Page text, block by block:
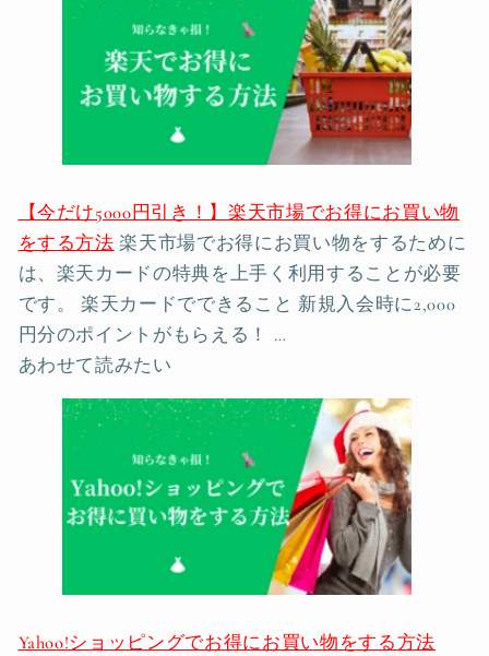
【今だけ5000円引き！】楽天市場でお得にお買い物
をする方法 楽天市場でお得にお買い物をするために
は、楽天カードの特典を上手く利用することが必要
です。 楽天カードでできること 新規入会時に2,000
円分のポイントがもらえる！ …
あわせて読みたい
Yahoo!ショッピングでお得にお買い物をする方法